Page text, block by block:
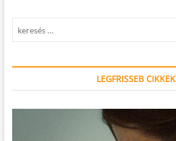
LEGFRISSEB CIKKEK